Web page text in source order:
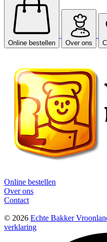
Online bestellen Over ons
Online bestellen
Over ons
Contact
© 2026 Echte Bakker
verklaring